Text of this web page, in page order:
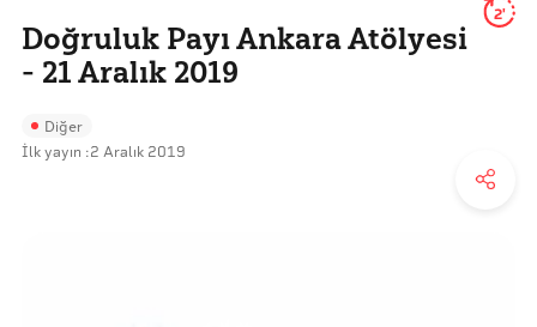
Doğruluk Payı Ankara Atölyesi
- 21 Aralık 2019
2'
Diğer
İlk yayın :2 Aralık 2019